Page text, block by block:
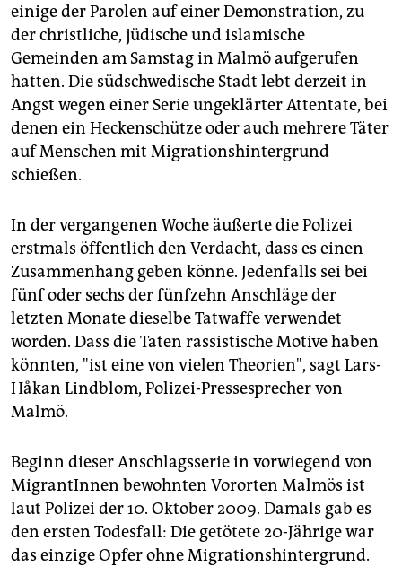
epaper login
einige der Parolen auf einer Demonstration, zu
der christliche, jüdische und islamische
Gemeinden am Samstag in Malmö aufgerufen
hatten. Die südschwedische Stadt lebt derzeit in
Angst wegen einer Serie ungeklärter Attentate, bei
denen ein Heckenschütze oder auch mehrere Täter
auf Menschen mit Migrationshintergrund
schießen.
In der vergangenen Woche äußerte die Polizei
erstmals öffentlich den Verdacht, dass es einen
Zusammenhang geben könne. Jedenfalls sei bei
fünf oder sechs der fünfzehn Anschläge der
letzten Monate dieselbe Tatwaffe verwendet
worden. Dass die Taten rassistische Motive haben
könnten, "ist eine von vielen Theorien", sagt Lars-
Håkan Lindblom, Polizei-Pressesprecher von
Malmö.
Beginn dieser Anschlagsserie in vorwiegend von
MigrantInnen bewohnten Vororten Malmös ist
laut Polizei der 10. Oktober 2009. Damals gab es
den ersten Todesfall: Die getötete 20-Jährige war
das einzige Opfer ohne Migrationshintergrund.